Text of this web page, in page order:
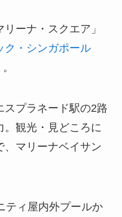
ーナ・スクエア」
ク・シンガポール
スプラネード駅の2路
。観光・見どころに
、マリーナベイサン
ティ屋内外プールか